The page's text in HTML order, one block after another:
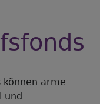
können arme
und